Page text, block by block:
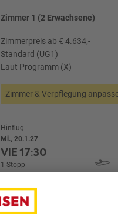
Zimmer 1 (2 Erwachsene)
Zimmerpreis ab € 4.634,-
Standard (UG1)
Laut Programm (X)
Zimmer & Verpflegung
Hinflug
Mi., 20.1.27
VIE17:30
1 Stopp